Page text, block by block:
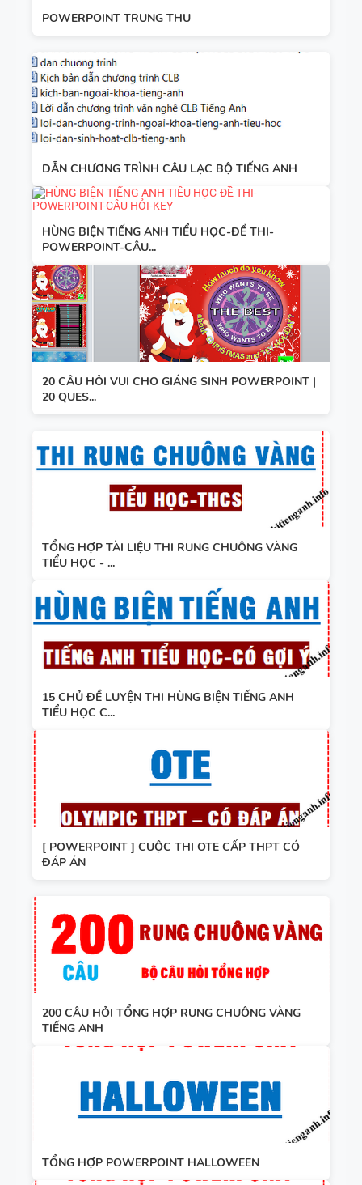
POWERPOINT TRUNG THU
DẪN CHƯƠNG TRÌNH CÂU LẠC BỘ TIẾNG ANH
HÙNG BIỆN TIẾNG ANH TIỂU HỌC-ĐỀ THI-
POWERPOINT-CÂU...
20 CÂU HỎI VUI CHO GIÁNG SINH POWERPOINT |
20 QUES...
TỔNG HỢP TÀI LIỆU THI RUNG CHUÔNG VÀNG
TIỂU HỌC - ...
15 CHỦ ĐỀ LUYỆN THI HÙNG BIỆN TIẾNG ANH
TIỂU HỌC C...
[ POWERPOINT ] CUỘC THI OTE CẤP THPT CÓ
ĐÁP ÁN
200 CÂU HỎI TỔNG HỢP RUNG CHUÔNG VÀNG
TIẾNG ANH
TỔNG HỢP POWERPOINT HALLOWEEN